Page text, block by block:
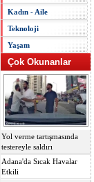
Kadın - Aile
Teknoloji
Yaşam
Çok Okunanlar
Yol verme tartışmasında
testereyle saldırı
Adana'da Sıcak Havalar
Etkili